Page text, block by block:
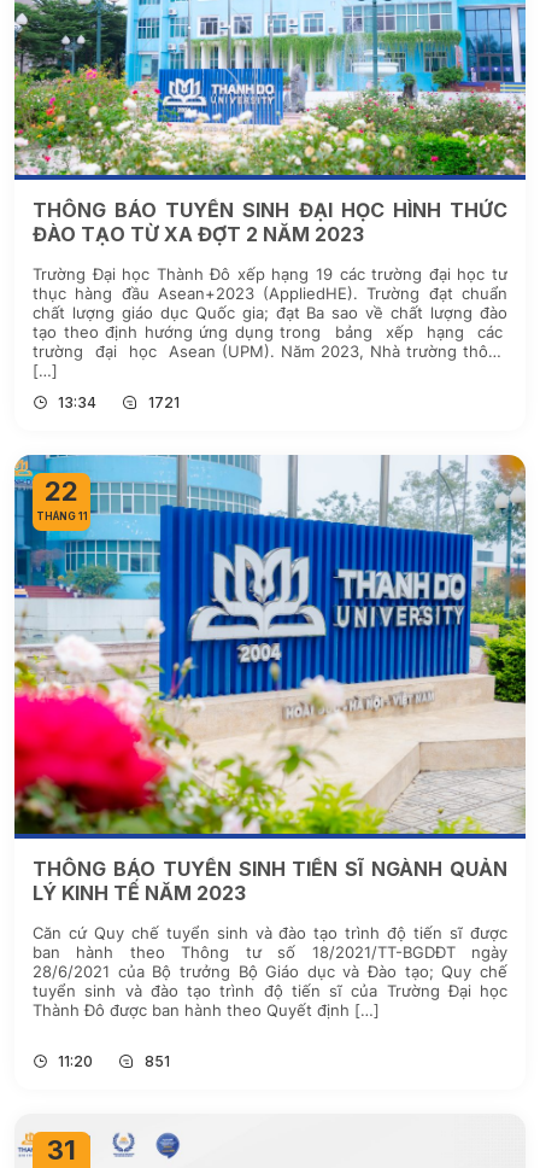
THÔNG BÁO TUYỂN SINH ĐẠI HỌC HÌNH THỨC
ĐÀO TẠO TỪ XA ĐỢT 2 NĂM 2023
Trường Đại học Thành Đô xếp hạng 19 các trường đại học tư
thục hàng đầu Asean+2023 (AppliedHE). Trường đạt chuẩn
chất lượng giáo dục Quốc gia; đạt Ba sao về chất lượng đào
tạo theo định hướng ứng dụng trong bảng xếp hạng các
trường đại học Asean (UPM). Năm 2023, Nhà trường thông
[…]
13:34 1721
22
THÁNG 11
THÔNG BÁO TUYỂN SINH TIẾN SĨ NGÀNH QUẢN
LÝ KINH TẾ NĂM 2023
Căn cứ Quy chế tuyển sinh và đào tạo trình độ tiến sĩ được
ban hành theo Thông tư số 18/2021/TT-BGDĐT ngày
28/6/2021 của Bộ trưởng Bộ Giáo dục và Đào tạo; Quy chế
tuyển sinh và đào tạo trình độ tiến sĩ của Trường Đại học
Thành Đô được ban hành theo Quyết định […]
11:20 851
31